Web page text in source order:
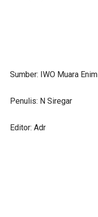
Sumber: IWO Muara Enim
Penulis: N Siregar
Editor: Adr